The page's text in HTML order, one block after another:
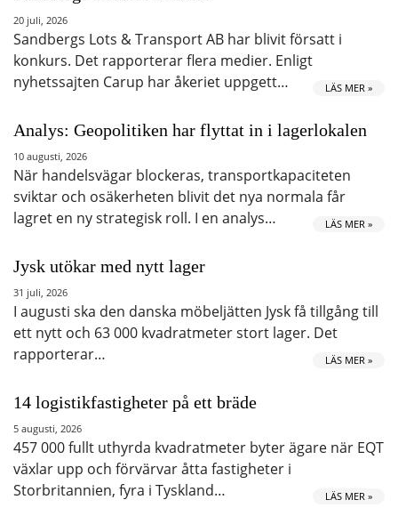
20 juli, 2026
Sandbergs Lots & Transport AB har blivit försatt i
konkurs. Det rapporterar flera medier. Enligt
nyhetssajten Carup har åkeriet uppgett…
LÄS MER »
Analys: Geopolitiken har flyttat in i lagerlokalen
10 augusti, 2026
När handelsvägar blockeras, transportkapaciteten
sviktar och osäkerheten blivit det nya normala får
lagret en ny strategisk roll. I en analys…
LÄS MER »
Jysk utökar med nytt lager
31 juli, 2026
I augusti ska den danska möbeljätten Jysk få tillgång till
ett nytt och 63 000 kvadratmeter stort lager. Det
rapporterar…
LÄS MER »
14 logistikfastigheter på ett bräde
5 augusti, 2026
457 000 fullt uthyrda kvadratmeter byter ägare när EQT
växlar upp och förvärvar åtta fastigheter i
Storbritannien, fyra i Tyskland…
LÄS MER »